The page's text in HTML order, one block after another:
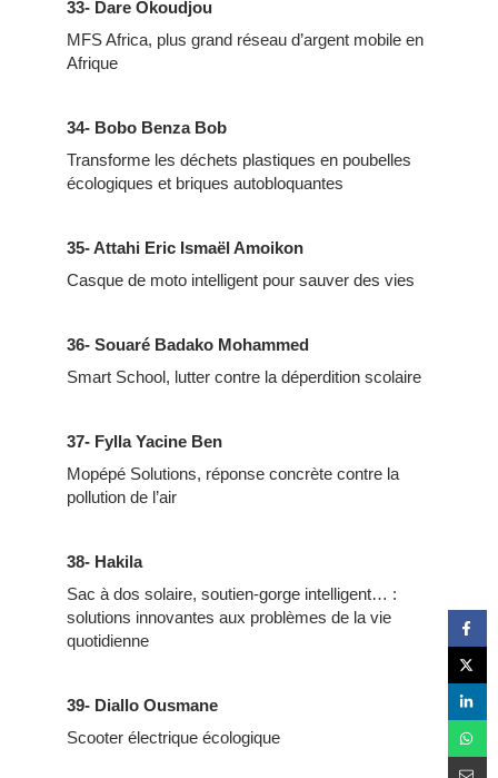
33- Dare Okoudjou
MFS Africa, plus grand réseau d’argent mobile en
Afrique
34- Bobo Benza Bob
Transforme les déchets plastiques en poubelles
écologiques et briques autobloquantes
35- Attahi Eric Ismaël Amoikon
Casque de moto intelligent pour sauver des vies
36- Souaré Badako Mohammed
Smart School, lutter contre la déperdition scolaire
37- Fylla Yacine Ben
Mopépé Solutions, réponse concrète contre la
pollution de l’air
38- Hakila
Sac à dos solaire, soutien-gorge intelligent… :
solutions innovantes aux problèmes de la vie
quotidienne
39- Diallo Ousmane
Scooter électrique écologique